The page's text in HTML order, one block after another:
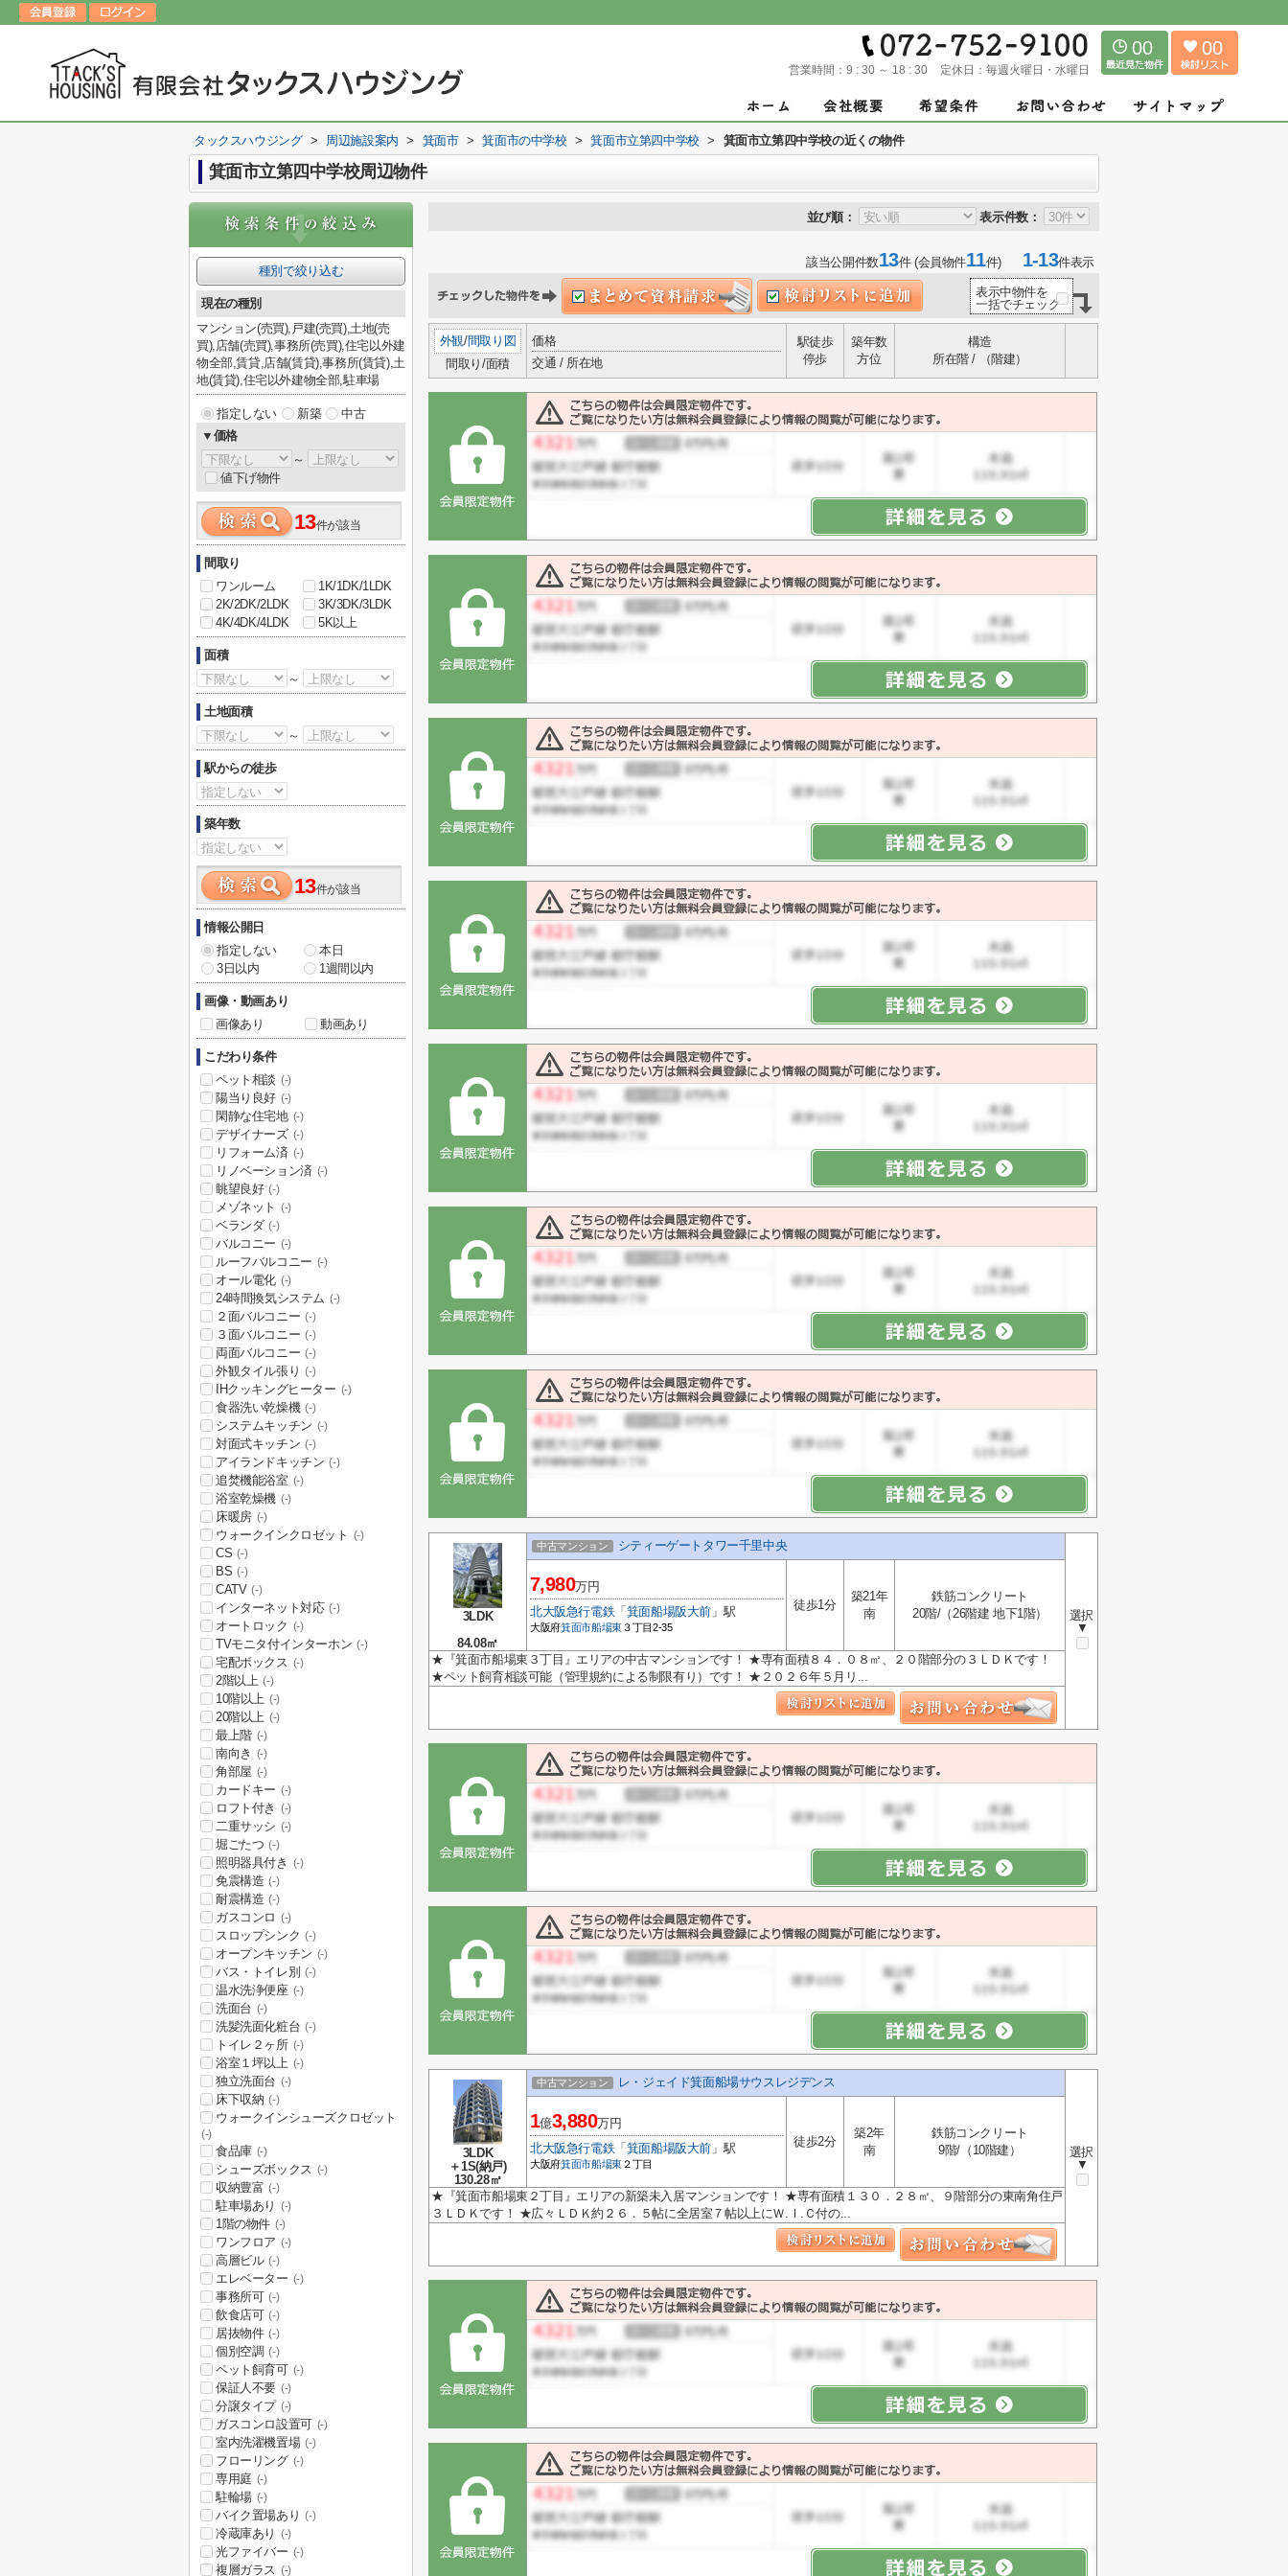
営業時間： 9 : 30 ～ 18 : 30 定休日： 毎週火曜日・水曜日
00 00
タックスハウジング > 周辺施設案内 > 箕面市 > 箕面市の中学校 > 箕面市立第四中学校 > 箕面市立第四中学校の近くの物件
箕面市立第四中学校周辺物件
並び順： 表示件数：
該当公開件数13件 (会員物件11件)1-13件表示
表示中物件を
一括でチェック
外観/間取り図
間取り/面積
価格
交通 / 所在地
駅徒歩
停歩
築年数
方位
構造
所在階 / （階建）
3LDK
84.08㎡
中古マンション シティーゲートタワー千里中央
選択
▼
7,980万円
北大阪急行電鉄「 箕面船場阪大前 」駅
大阪府箕面市船場東３丁目2-35
徒歩1分
築21年
南
鉄筋コンクリート
20階/（26階建 地下1階）
★『箕面市船場東３丁目』エリアの中古マンションです！ ★専有面積８４．０８㎡、２０階部分の３ＬＤＫです！
★ペット飼育相談可能（管理規約による制限有り）です！ ★２０２６年５月リ...
3LDK
＋1S(納戸)
130.28㎡
中古マンション レ・ジェイド箕面船場サウスレジデンス
選択
▼
1億3,880万円
北大阪急行電鉄「 箕面船場阪大前 」駅
大阪府箕面市船場東２丁目
徒歩2分
築2年
南
鉄筋コンクリート
9階/（10階建）
★『箕面市船場東２丁目』エリアの新築未入居マンションです！ ★専有面積１３０．２８㎡、９階部分の東南角住戸
３ＬＤＫです！ ★広々ＬＤＫ約２６．５帖に全居室７帖以上にＷ.Ｉ.Ｃ付の...
種別で絞り込む
現在の種別
マンション(売買),戸建(売買),土地(売
買),店舗(売買),事務所(売買),住宅以外建
物全部,賃貸,店舗(賃貸),事務所(賃貸),土
地(賃貸),住宅以外建物全部,駐車場
指定しない 新築
中古
▼価格
～
値下げ物件
13件が該当
間取り
ワンルーム
1K/1DK/1LDK
2K/2DK/2LDK
3K/3DK/3LDK
4K/4DK/4LDK
5K以上
面積
～
土地面積
～
駅からの徒歩
築年数
13件が該当
情報公開日
指定しない
本日
3日以内
1週間以内
画像・動画あり
画像あり
動画あり
こだわり条件
ペット相談 (-)
陽当り良好 (-)
閑静な住宅地 (-)
デザイナーズ (-)
リフォーム済 (-)
リノベーション済 (-)
眺望良好 (-)
メゾネット (-)
ベランダ (-)
バルコニー (-)
ルーフバルコニー (-)
オール電化 (-)
24時間換気システム (-)
２面バルコニー (-)
３面バルコニー (-)
両面バルコニー (-)
外観タイル張り (-)
IHクッキングヒーター (-)
食器洗い乾燥機 (-)
システムキッチン (-)
対面式キッチン (-)
アイランドキッチン (-)
追焚機能浴室 (-)
浴室乾燥機 (-)
床暖房 (-)
ウォークインクロゼット (-)
CS (-)
BS (-)
CATV (-)
インターネット対応 (-)
オートロック (-)
TVモニタ付インターホン (-)
宅配ボックス (-)
2階以上 (-)
10階以上 (-)
20階以上 (-)
最上階 (-)
南向き (-)
角部屋 (-)
カードキー (-)
ロフト付き (-)
二重サッシ (-)
堀ごたつ (-)
照明器具付き (-)
免震構造 (-)
耐震構造 (-)
ガスコンロ (-)
スロップシンク (-)
オープンキッチン (-)
バス・トイレ別 (-)
温水洗浄便座 (-)
洗面台 (-)
洗髪洗面化粧台 (-)
トイレ２ヶ所 (-)
浴室１坪以上 (-)
独立洗面台 (-)
床下収納 (-)
ウォークインシューズクロゼット
(-)
食品庫 (-)
シューズボックス (-)
収納豊富 (-)
駐車場あり (-)
1階の物件 (-)
ワンフロア (-)
高層ビル (-)
エレベーター (-)
事務所可 (-)
飲食店可 (-)
居抜物件 (-)
個別空調 (-)
ペット飼育可 (-)
保証人不要 (-)
分譲タイプ (-)
ガスコンロ設置可 (-)
室内洗濯機置場 (-)
フローリング (-)
専用庭 (-)
駐輪場 (-)
バイク置場あり (-)
冷蔵庫あり (-)
光ファイバー (-)
複層ガラス (-)